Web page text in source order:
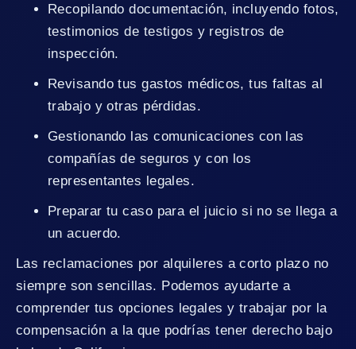
Recopilando documentación, incluyendo fotos,
testimonios de testigos y registros de
inspección.
Revisando tus gastos médicos, tus faltas al
trabajo y otras pérdidas.
Gestionando las comunicaciones con las
compañías de seguros y con los
representantes legales.
Preparar tu caso para el juicio si no se llega a
un acuerdo.
Las reclamaciones por alquileres a corto plazo no
siempre son sencillas. Podemos ayudarte a
comprender tus opciones legales y trabajar por la
compensación a la que podrías tener derecho bajo